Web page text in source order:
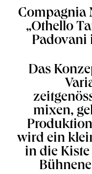
Compagnia
„Othello
Padovani
Das
mixen,
wird ein
in die